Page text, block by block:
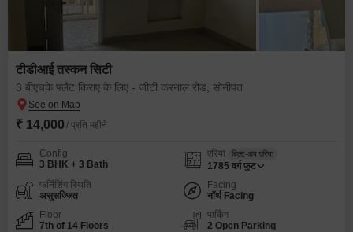
टीडीआई तस्कन सिटी
3 बीएचके फ्लैट किराए के लिए - जीटी करनाल रोड, सोनीपत
₹ 14,000 / प्रति महीने
Config
3 BHK + 3 Bath
एरिया बिल्ट-अप एरिया
1785 वर्ग फुट
फर्निशिंग स्थिति
असुसज्जित
Facing
नॉर्थ Facing
Floor
7th of 14 Floors
पार्किंग
2 Open Parking